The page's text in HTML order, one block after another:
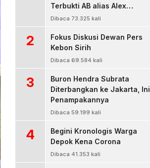
Terbukti AB alias Alex
Residivis Narkoba Kembali
Dibaca 73.325 kali
2
Fokus Diskusi Dewan Pers
Kebon Sirih
Dibaca 69.584 kali
3
Buron Hendra Subrata
Diterbangkan ke Jakarta, Ini
Penampakannya
Dibaca 59.199 kali
4
Begini Kronologis Warga
Depok Kena Corona
Dibaca 41.353 kali